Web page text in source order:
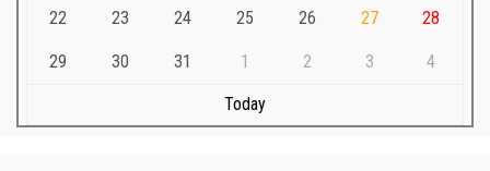
22 23 24 25 26 27 28
29 30 31 1 2 3 4
Today